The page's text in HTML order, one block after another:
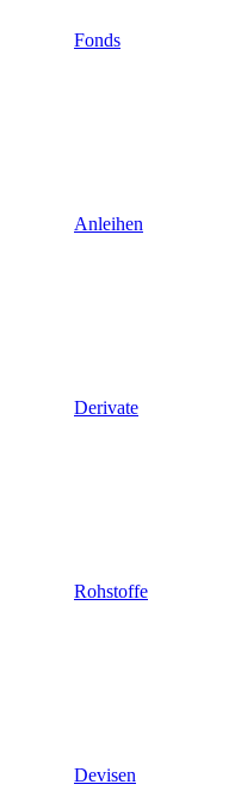
Fonds
Anleihen
Derivate
Rohstoffe
Devisen